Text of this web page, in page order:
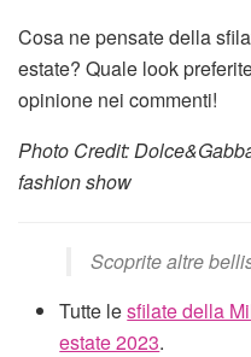
Cosa ne pensate della
estate? Quale look
opinione nei commenti!
Photo Credit:
fashion show
Scoprite altre
Tutte lesfilate della
estate 2023.